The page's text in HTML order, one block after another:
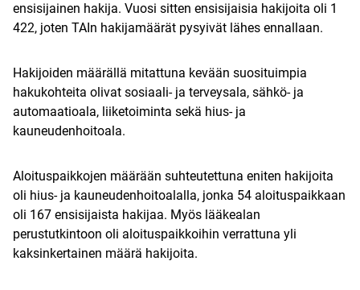
ensisijainen hakija. Vuosi sitten ensisijaisia hakijoita oli 1
422, joten TAIn hakijamäärät pysyivät lähes ennallaan.
Hakijoiden määrällä mitattuna kevään suosituimpia
hakukohteita olivat sosiaali- ja terveysala, sähkö- ja
automaatioala, liiketoiminta sekä hius- ja
kauneudenhoitoala.
Aloituspaikkojen määrään suhteutettuna eniten hakijoita
oli hius- ja kauneudenhoitoalalla, jonka 54 aloituspaikkaan
oli 167 ensisijaista hakijaa. Myös lääkealan
perustutkintoon oli aloituspaikkoihin verrattuna yli
kaksinkertainen määrä hakijoita.